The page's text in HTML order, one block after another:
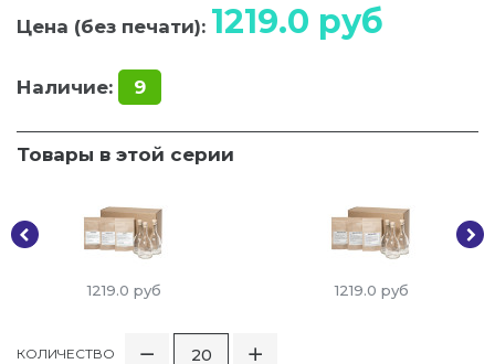
Цена (без печати): 1219.0 руб
Наличие: 9
Товары в этой серии
1219.0 руб 1219.0 руб
КОЛИЧЕСТВО